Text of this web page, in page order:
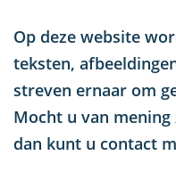
Op deze website
teksten,
streven ernaar om
Mocht u van
dan kunt u contact